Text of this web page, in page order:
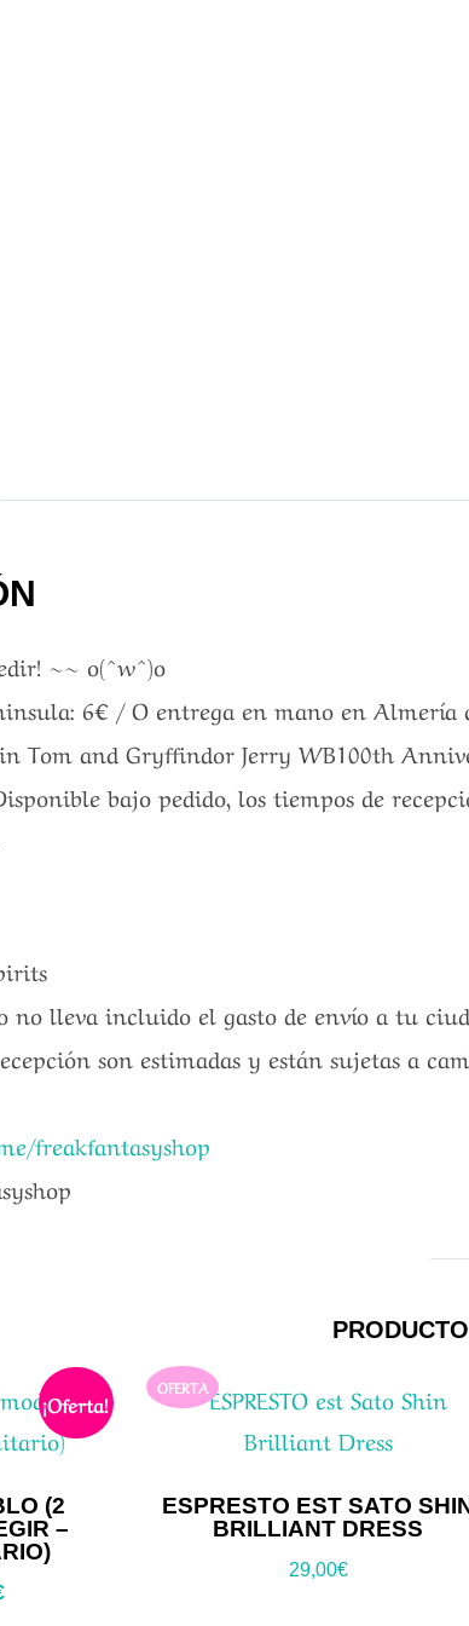
~~ o(^w^)o
6€ / O entrega en mano en Almería
Tom and Gryffindor Jerry WB100th
bajo pedido, los tiempos de
no lleva incluido el gasto de envío a tu
son estimadas y están sujetas a
freakfantasyshop
¡Oferta!
(2
–
El
OFERTA
ESPRESTO EST SATO
BRILLIANT DRESS
29,00€